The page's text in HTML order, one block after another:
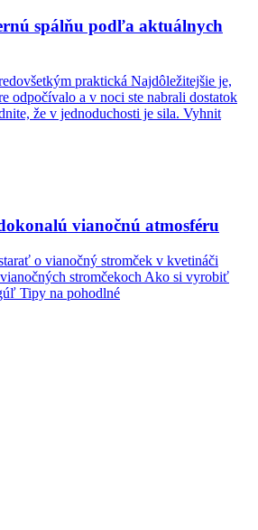
spálňu podľa aktuálnych
praktická Najdôležitejšie je,
odpočívalo a v noci ste nabrali dostatok
že v jednoduchosti je sila. Vyhnit
vianočnú atmosféru
o vianočný stromček v kvetináči
stromčekoch Ako si vyrobiť
Tipy na pohodlné